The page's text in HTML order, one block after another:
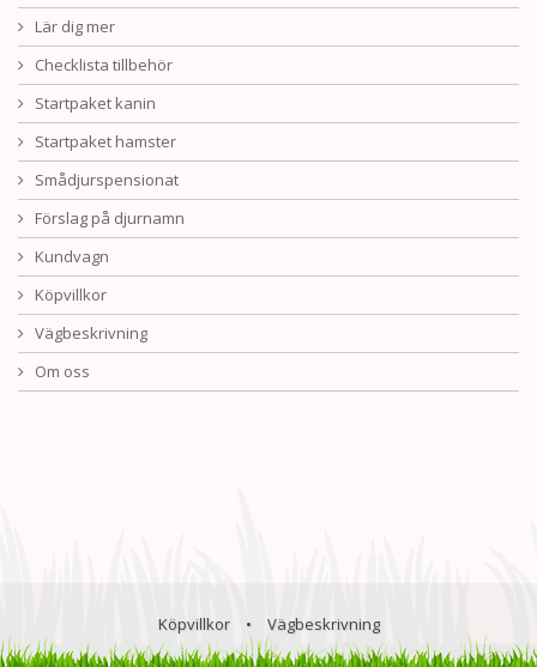
Lär dig mer
Checklista tillbehör
Startpaket kanin
Startpaket hamster
Smådjurspensionat
Förslag på djurnamn
Kundvagn
Köpvillkor
Vägbeskrivning
Om oss
Köpvillkor • Vägbeskrivning